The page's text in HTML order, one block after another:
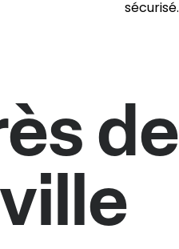
sécurisé.
de